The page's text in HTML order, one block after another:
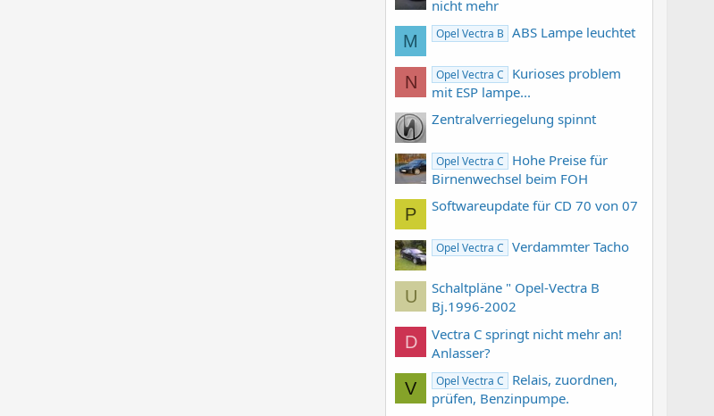
nicht mehr
M Opel Vectra B ABS Lampe leuchtet
N Opel Vectra C
Kurioses problem
mit ESP lampe...
Zentralverriegelung spinnt
Opel Vectra C
Hohe Preise für
Birnenwechsel beim FOH
P Softwareupdate für CD 70 von 07
Opel Vectra C Verdammter Tacho
U
Schaltpläne " Opel-Vectra B
Bj.1996-2002
D
Vectra C springt nicht mehr an!
Anlasser?
V Opel Vectra C
Relais, zuordnen,
prüfen, Benzinpumpe.